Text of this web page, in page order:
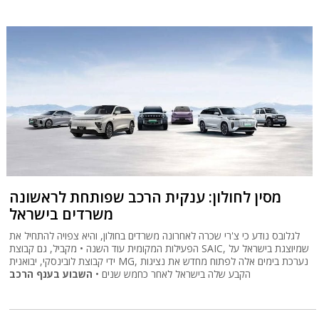
מסין לחולון: ענקית הרכב שפותחת לראשונה
משרדים בישראל
לגלובס נודע כי צ'רי שכרה לאחרונה משרדים בחולון, והיא צפויה להתחיל את
הפעילות המקומית עוד השנה • מקביל, גם קבוצת SAIC, שמיוצגת בישראל על
ידי קבוצת לובינסקי, יבואנית MG, נערכת בימים אלה לפתוח מחדש את נציגות
הקבע שלה בישראל לאחר כחמש שנים • השבוע בענף הרכב